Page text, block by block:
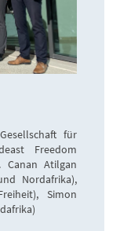
für
Freedom
Canan Atilgan
Nordafrika),
Simon